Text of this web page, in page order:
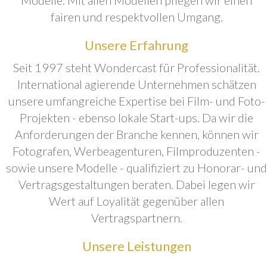
fairen und respektvollen Umgang.
Unsere Erfahrung
Seit 1997 steht Wondercast für Professionalität.
International agierende Unternehmen schätzen
unsere umfangreiche Expertise bei Film- und Foto-
Projekten - ebenso lokale Start-ups. Da wir die
Anforderungen der Branche kennen, können wir
Fotografen, Werbeagenturen, Filmproduzenten -
sowie unsere Modelle - qualifiziert zu Honorar- und
Vertragsgestaltungen beraten. Dabei legen wir
Wert auf Loyalität gegenüber allen
Vertragspartnern.
Unsere Leistungen